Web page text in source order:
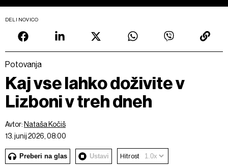
DELI NOVICO
Potovanja
Kaj vse lahko doživite v
Lizboni v treh dneh
Avtor: Nataša Kočiš
13. junij 2026, 08:00
Preberi na glas Ustavi Hitrost